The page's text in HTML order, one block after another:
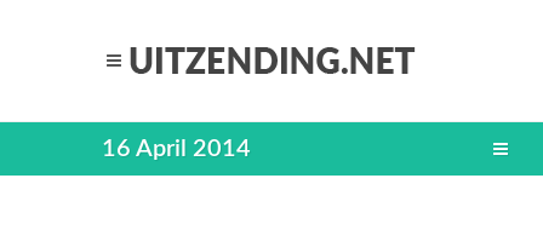
16 April 2014